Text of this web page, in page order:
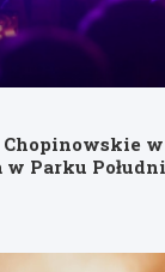
w
Parku